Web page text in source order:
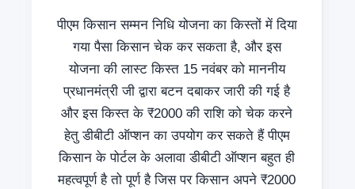
पीएम किसान सम्मन निधि योजना का किस्तों में दिया
गया पैसा किसान चेक कर सकता है, और इस
योजना की लास्ट किस्त 15 नवंबर को माननीय
प्रधानमंत्री जी द्वारा बटन दबाकर जारी की गई है
और इस किस्त के ₹2000 की राशि को चेक करने
हेतु डीबीटी ऑप्शन का उपयोग कर सकते हैं पीएम
किसान के पोर्टल के अलावा डीबीटी ऑप्शन बहुत ही
महत्वपूर्ण है तो पूर्ण है जिस पर किसान अपने ₹2000